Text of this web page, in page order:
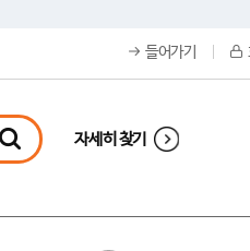
들어가기
자세히 찾기